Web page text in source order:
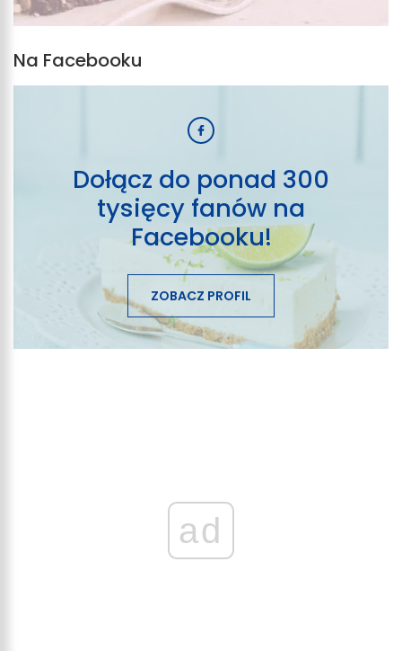
Na Facebooku
Dołącz do ponad 300
tysięcy fanów na
Facebooku!
ZOBACZ PROFIL
ad